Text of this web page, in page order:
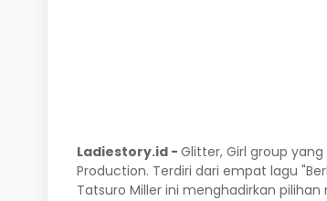
Ladiestory.id - Glitter, Girl group
Production. Terdiri dari empat lagu
Tatsuro Miller ini menghadirkan